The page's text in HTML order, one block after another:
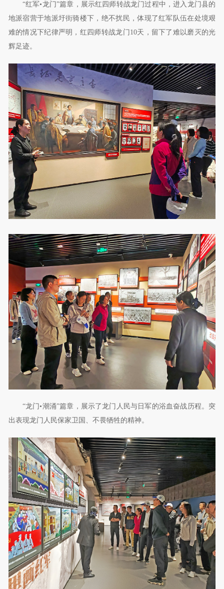
“红军•龙门”篇章，展示红四师转战龙门过程中，进入龙门县的
地派宿营于地派圩街骑楼下，绝不扰民，体现了红军队伍在处境艰
难的情况下纪律严明，红四师转战龙门 10天，留下了难以磨灭的光
辉足迹。
“龙门•潮涌”篇章，展示了龙门人民与日军的浴血奋战历程。突
出表现龙门人民保家卫国、不畏牺牲的精神。